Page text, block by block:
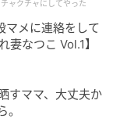
ャクチャにしてやった
マメに連絡をして
妻なつこ Vol.1】
すママ、大丈夫か